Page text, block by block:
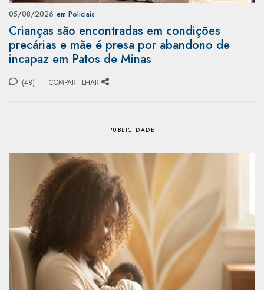
05/08/2026 em Policiais
Crianças são encontradas em condições
precárias e mãe é presa por abandono de
incapaz em Patos de Minas
(48) COMPARTILHAR